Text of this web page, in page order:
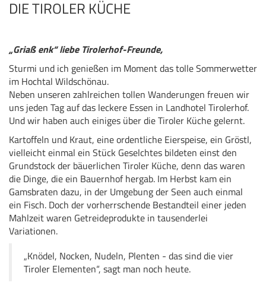
DIE TIROLER KÜCHE
„Griaß enk“ liebe Tirolerhof-Freunde,
Sturmi und ich genießen im Moment das tolle Sommerwetter
im Hochtal Wildschönau.
Neben unseren zahlreichen tollen Wanderungen freuen wir
uns jeden Tag auf das leckere Essen in Landhotel Tirolerhof.
Und wir haben auch einiges über die Tiroler Küche gelernt.
Kartoffeln und Kraut, eine ordentliche Eierspeise, ein Gröstl,
vielleicht einmal ein Stück Geselchtes bildeten einst den
Grundstock der bäuerlichen Tiroler Küche, denn das waren
die Dinge, die ein Bauernhof hergab. Im Herbst kam ein
Gamsbraten dazu, in der Umgebung der Seen auch einmal
ein Fisch. Doch der vorherrschende Bestandteil einer jeden
Mahlzeit waren Getreideprodukte in tausenderlei
Variationen.
„Knödel, Nocken, Nudeln, Plenten - das sind die vier
Tiroler Elementen“, sagt man noch heute.